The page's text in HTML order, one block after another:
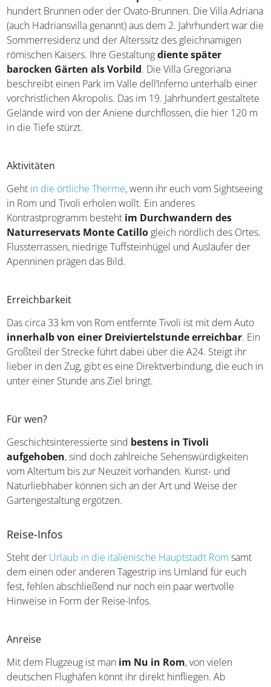
hundert Brunnen oder der Ovato-Brunnen. Die Villa Adriana
(auch Hadriansvilla genannt) aus dem 2. Jahrhundert war die
Sommerresidenz und der Alterssitz des gleichnamigen
römischen Kaisers. Ihre Gestaltungdiente später
barocken Gärten als Vorbild. Die Villa Gregoriana
beschreibt einen Park im Valle dell’Inferno unterhalb einer
vorchristlichen Akropolis. Das im 19. Jahrhundert gestaltete
Gelände wird von der Aniene durchflossen, die hier 120 m
in die Tiefe stürzt.
Aktivitäten
Geht in die örtliche Therme, wenn ihr euch vom Sightseeing
in Rom und Tivoli erholen wollt. Ein anderes
Kontrastprogramm besteht im Durchwandern des
Naturreservats Monte Catillogleich nördlich des Ortes.
Flussterrassen, niedrige Tuffsteinhügel und Ausläufer der
Apenninen prägen das Bild.
Erreichbarkeit
Das circa 33 km von Rom entfernte Tivoli ist mit dem Auto
innerhalb von einer Dreiviertelstunde erreichbar. Ein
Großteil der Strecke führt dabei über die A24. Steigt ihr
lieber in den Zug, gibt es eine Direktverbindung, die euch in
unter einer Stunde ans Ziel bringt.
Für wen?
Geschichtsinteressierte sind bestens in Tivoli
aufgehoben, sind doch zahlreiche Sehenswürdigkeiten
vom Altertum bis zur Neuzeit vorhanden. Kunst- und
Naturliebhaber können sich an der Art und Weise der
Gartengestaltung ergötzen.
Reise-Infos
Steht der Urlaub in die italienische Hauptstadt Rom samt
dem einen oder anderen Tagestrip ins Umland für euch
fest, fehlen abschließend nur noch ein paar wertvolle
Hinweise in Form der Reise-Infos.
Anreise
Mit dem Flugzeug ist man im Nu in Rom, von vielen
deutschen Flughäfen könnt ihr direkt hinfliegen. Ab